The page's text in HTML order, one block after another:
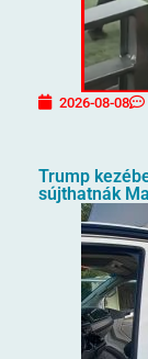
2026-08-08
Trump
sújthatnák